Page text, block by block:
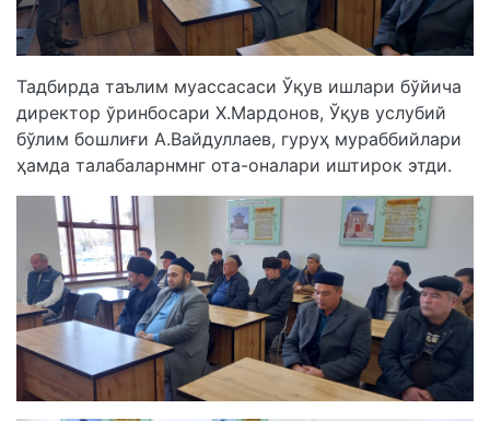
️Тадбирда таълим муассасаси Ўқув ишлари бўйича
директор ўринбосари Х.Мардонов, Ўқув услубий
бўлим бошлиғи А.Вайдуллаев, гуруҳ мураббийлари
ҳамда талабаларнмнг ота-оналари иштирок этди.